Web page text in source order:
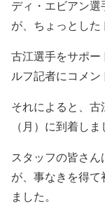
ディ・エビアン
が、ちょっとした
古江選手をサポ
ルフ記者にコメン
それによると、古
（月）に到着しま
スタッフの皆さ
が、事なきを得
ました。